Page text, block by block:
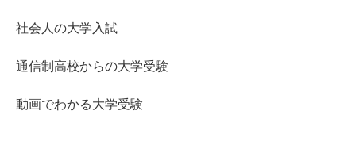
社会人の大学入試
通信制高校からの大学受験
動画でわかる大学受験